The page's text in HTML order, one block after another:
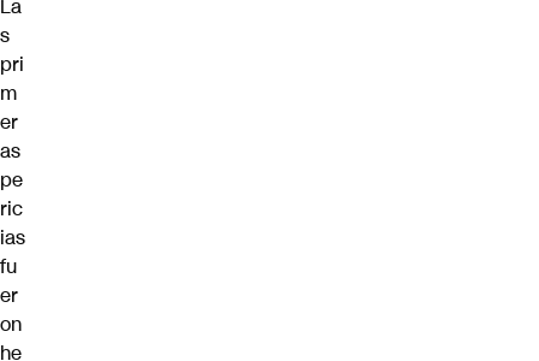
La
s
pri
m
er
as
pe
ric
ias
fu
er
on
he